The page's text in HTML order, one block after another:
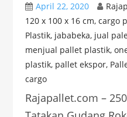
April 22, 2020
120 x 100 x 16 cm, cargo
Plastik, jababeka, jual
menjual pallet plastik,
plastik, pallet ekspor,
cargo
Rajapallet.com –